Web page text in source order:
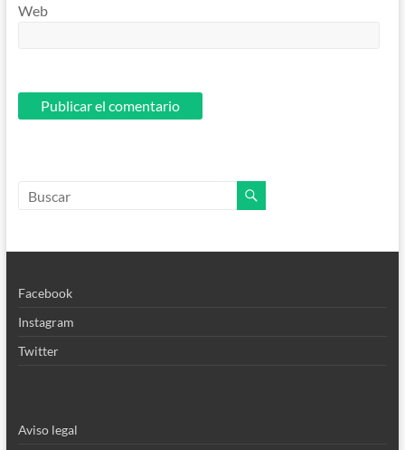
Web
Facebook
Instagram
Twitter
Aviso legal